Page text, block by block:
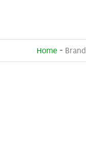
Home - Brand